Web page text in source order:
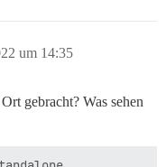
um 14:35
gebracht? Was sehen